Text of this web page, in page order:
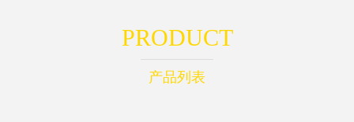
PRODUCT
产品列表